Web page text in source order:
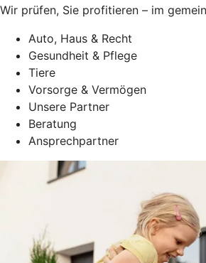
Wir prüfen, Sie profitieren – im
Auto, Haus & Recht
Gesundheit & Pflege
Tiere
Vorsorge & Vermögen
Unsere Partner
Beratung
Ansprechpartner